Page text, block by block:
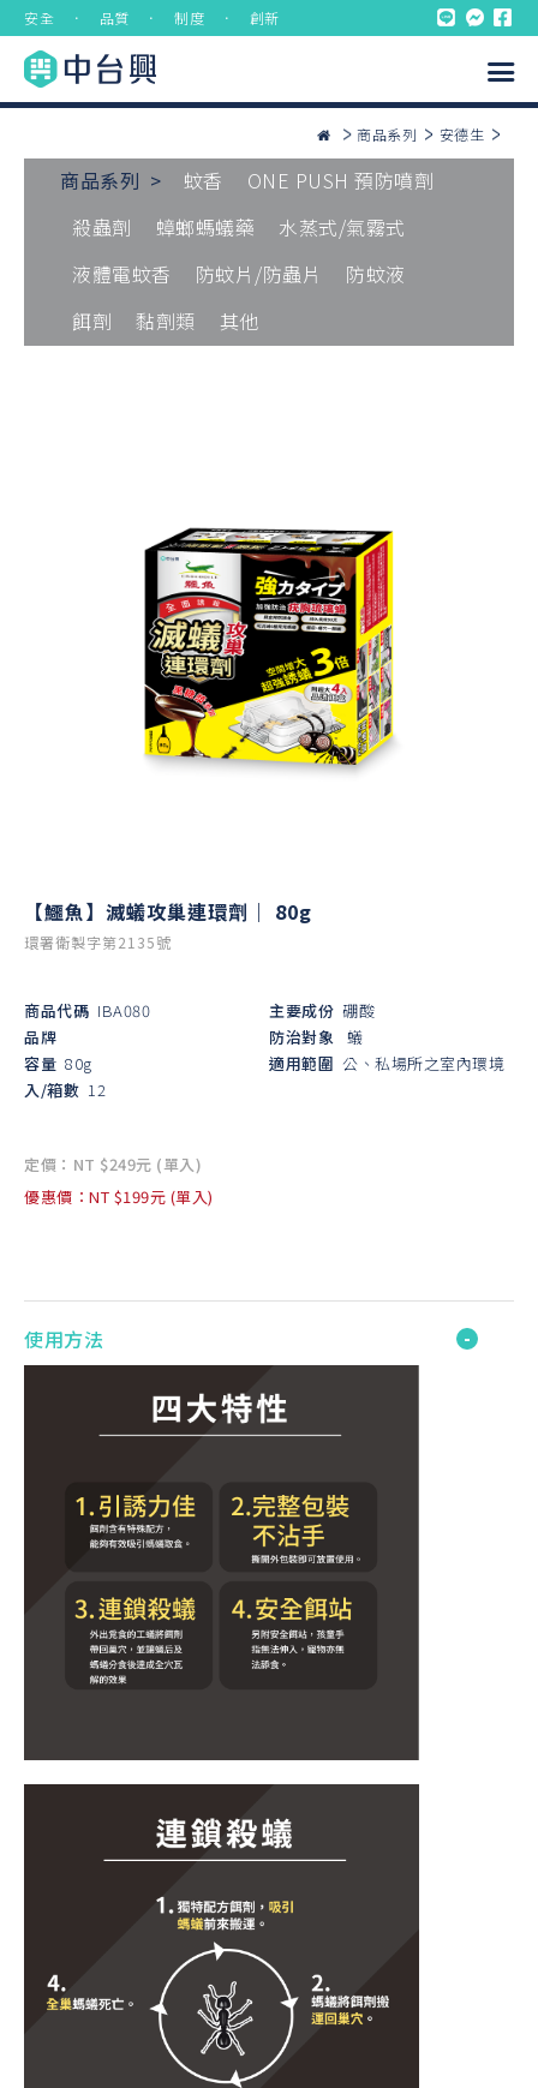
安全 ． 品質 ． 制度 ． 創新
商品系列 安德生
商品系列 > 蚊香
ONE PUSH 預防噴劑
殺蟲劑
蟑螂螞蟻藥
水蒸式/氣霧式
液體電蚊香
防蚊片/防蟲片
防蚊液
餌劑
黏劑類 其他
【鱷魚】滅蟻攻巢連環劑｜ 80g
環署衛製字第2135號
商品代碼 IBA080
品牌
容量 80g
入/箱數 12
主要成份 硼酸
防治對象 蟻
適用範圍 公、私場所之室內環境
定價：NT $249元 (單入)
優惠價：NT $199元 (單入)
使用方法